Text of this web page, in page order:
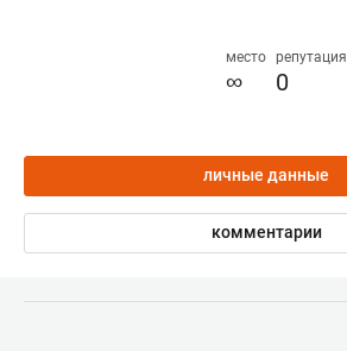
место
∞
репутация
0
личные данные
комментарии